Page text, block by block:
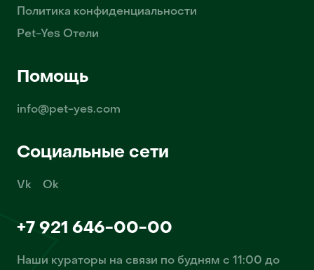
Политика конфиденциальности
Pet-Yes Отели
Помощь
info@pet-yes.com
Социальные сети
Vk Ok
+7 921 646-00-00
Наши кураторы на связи по будням с 11:00 до